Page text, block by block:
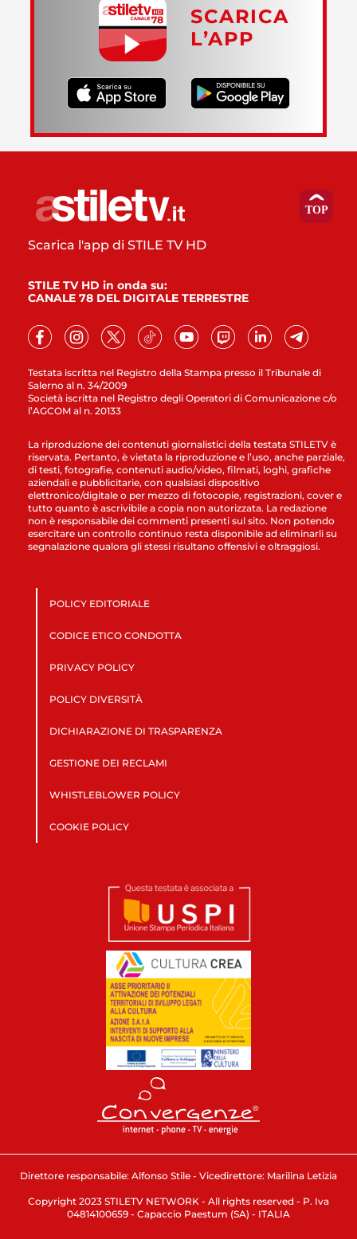
SCARICA
L’APP
Testata iscritta nel Registro della Stampa presso il Tribunale di
Salerno al n. 34/2009
Società iscritta nel Registro degli Operatori di Comunicazione c/o
l’AGCOM al n. 20133
Scarica l'app di STILE TV HD
STILE TV HD in onda su:
CANALE 78 DEL DIGITALE TERRESTRE
La riproduzione dei contenuti giornalistici della testata STILETV è
riservata. Pertanto, è vietata la riproduzione e l’uso, anche parziale,
di testi, fotografie, contenuti audio/video, filmati, loghi, grafiche
aziendali e pubblicitarie, con qualsiasi dispositivo
elettronico/digitale o per mezzo di fotocopie, registrazioni, cover e
tutto quanto è ascrivibile a copia non autorizzata. La redazione
non è responsabile dei commenti presenti sul sito. Non potendo
esercitare un controllo continuo resta disponibile ad eliminarli su
segnalazione qualora gli stessi risultano offensivi e oltraggiosi.
POLICY EDITORIALE
CODICE ETICO CONDOTTA
PRIVACY POLICY
POLICY DIVERSITÀ
DICHIARAZIONE DI TRASPARENZA
GESTIONE DEI RECLAMI
WHISTLEBLOWER POLICY
COOKIE POLICY
Direttore responsabile: Alfonso Stile - Vicedirettore: Marilina Letizia
Copyright 2023 STILETV NETWORK - All rights reserved - P. Iva
04814100659 - Capaccio Paestum (SA) - ITALIA